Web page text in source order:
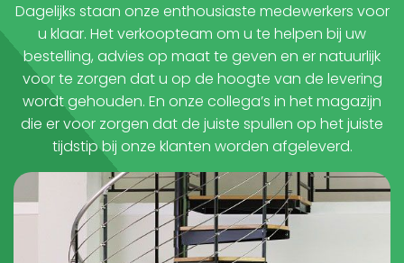
Dagelijks staan onze enthousiaste medewerkers voor
u klaar. Het verkoopteam om u te helpen bij uw
bestelling, advies op maat te geven en er natuurlijk
voor te zorgen dat u op de hoogte van de levering
wordt gehouden. En onze collega’s in het magazijn
die er voor zorgen dat de juiste spullen op het juiste
tijdstip bij onze klanten worden afgeleverd.